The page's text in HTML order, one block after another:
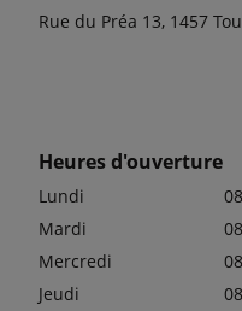
Rue du Préa 13, 1457
Heures d'ouverture
Lundi
Mardi
Mercredi
Jeudi